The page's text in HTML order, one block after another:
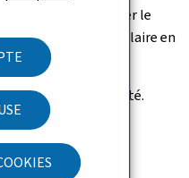
à faire évoluer le
un modèle exemplaire en
ambition en réalité.
2025